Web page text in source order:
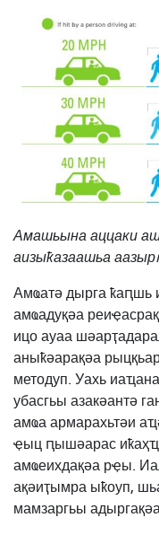
Амашьына аццаки
аизыҟазаашьа
Амҩатә дырга
амҩадуқәа
ицо ауаа
аныҟәарақәа
методуп. Уахь
убасгьы азакәантә
амҩа армарахьтәи
ҿыц ԥышәарас
амҩеихдақәа рҿы.
ақәиҭымра ыҟоуп,
мамзаргьы